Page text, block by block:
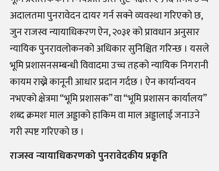
अदालतमा पुनरावेदन दायर गर्न सक्ने व्यवस्था गरिएको छ,
जुन राजस्व न्यायाधिकरण ऐन, २०३१ को प्रावधान अनुसार
न्यायिक पुनरावलोकनको अधिकार सुनिश्चित गरिन्छ । यसले
भूमि प्रशासनसम्बन्धी विवादमा उच्च तहको न्यायिक निगरानी
कायम राख्ने कानूनी आधार प्रदान गर्दछ । ऐन कार्यान्वयन
नभएको क्षेत्रमा “भूमि प्रशासक” वा “भूमि प्रशासन कार्यालय”
शब्द क्रमशः माल अड्डाको हाकिम वा माल अड्डालाई जनाउने
गरी स्पष्ट गरिएको छ ।
राजस्व न्यायाधिकरणको पुनरावेदकीय प्रकृति